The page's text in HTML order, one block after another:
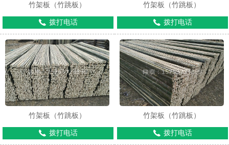
竹架板（竹跳板）
拨打电话
竹架板（竹跳板）
拨打电话
竹架板（竹跳板）
拨打电话
竹架板（竹跳板）
拨打电话